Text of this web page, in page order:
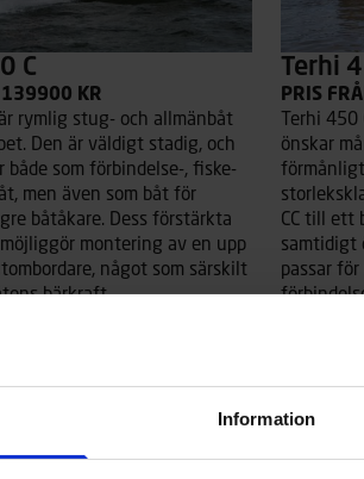
Information
C
139900 KR
är rymlig stug- och allmänbåt
Den är väldigt stadig, och
både som förbindelse-, fiske-
men även som båt för
båtåkare. Dess förstärkta
montering av en upp
något som särskilt
bärkraft.
Terhi
PRIS
Terhi
önskar
CC till ett
samtidigt
passar